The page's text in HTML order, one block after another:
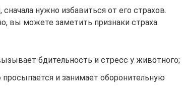
нужно избавиться от его страхов.
вы можете заметить признаки страха.
бдительность и стресс у животного;
и занимает оборонительную